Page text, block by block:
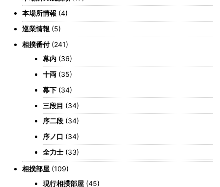
本場所情報 (4)
巡業情報 (5)
相撲番付(241)
幕内 (36)
十両 (35)
幕下 (34)
三段目 (34)
序二段 (34)
序ノ口 (34)
全力士 (33)
相撲部屋 (109)
現行相撲部屋 (45)